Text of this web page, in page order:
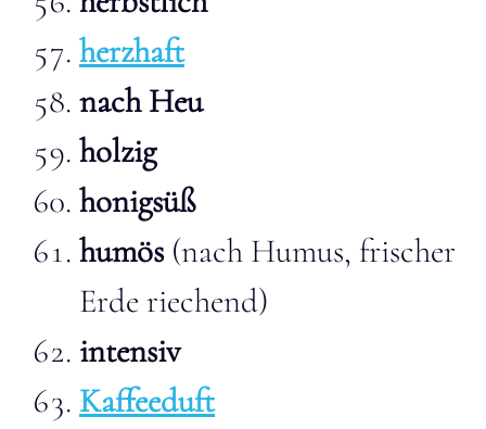
herzhaft
nach Heu
holzig
honigsüß
humös(nach Humus, frischer
Erde riechend)
intensiv
Kaffeeduft